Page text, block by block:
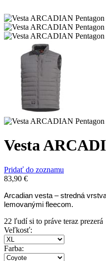
Vesta
Pridať do zoznamu
83,90 €
Arcadian vesta – stredná
lemovanými fleecom.
22 ľudí si to práve teraz prezerá
Veľkosť:
Farba: